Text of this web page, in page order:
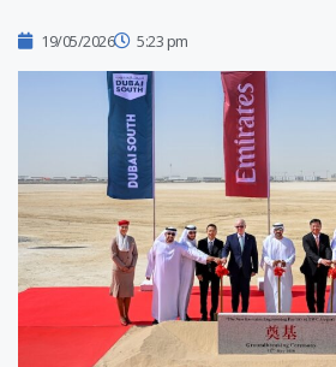
19/05/2026 5:23 pm